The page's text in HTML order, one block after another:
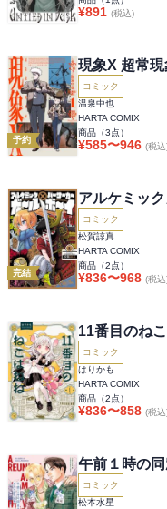
¥891 (税込)
予約
現象X 超常
コミック
温泉中也
HARTA COMIX
商品（3点）
¥585〜946 (税
完結
アルケミッ
コミック
松賀諒真
HARTA COMIX
商品（2点）
¥836〜968 (税
11番目のね
コミック
はりかも
HARTA COMIX
商品（2点）
¥836〜858 (税
午前１時の
コミック
松本水星